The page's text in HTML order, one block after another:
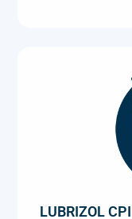
LUBRIZOL